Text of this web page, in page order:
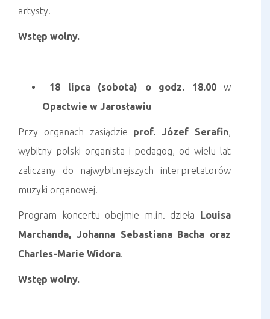
artysty.
Wstęp wolny.
18 lipca (sobota) o godz. 18.00w
Opactwie w Jarosławiu
Przy organach zasiądzie prof. Józef Serafin,
wybitny polski organista i pedagog, od wielu lat
zaliczany do najwybitniejszych interpretatorów
muzyki organowej.
Program koncertu obejmie m.in. dzieła Louisa
Marchanda, Johanna Sebastiana Bacha oraz
Charles-Marie Widora.
Wstęp wolny.